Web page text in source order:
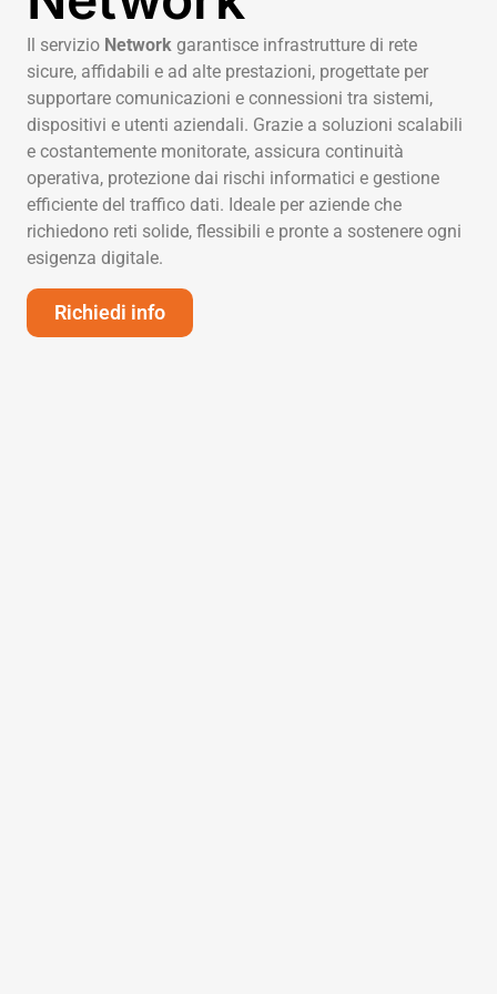
Il servizio Network garantisce infrastrutture di rete
sicure, affidabili e ad alte prestazioni, progettate per
supportare comunicazioni e connessioni tra sistemi,
dispositivi e utenti aziendali. Grazie a soluzioni scalabili
e costantemente monitorate, assicura continuità
operativa, protezione dai rischi informatici e gestione
efficiente del traffico dati. Ideale per aziende che
richiedono reti solide, flessibili e pronte a sostenere ogni
esigenza digitale.
Richiedi info